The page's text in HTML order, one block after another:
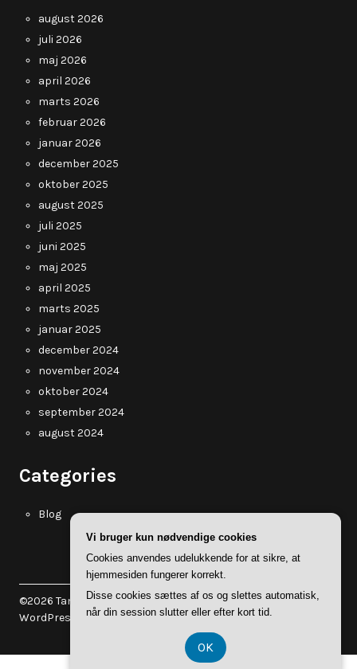
august 2026
juli 2026
maj 2026
april 2026
marts 2026
februar 2026
januar 2026
december 2025
oktober 2025
august 2025
juli 2025
juni 2025
maj 2025
april 2025
marts 2025
januar 2025
december 2024
november 2024
oktober 2024
september 2024
august 2024
Categories
Blog
©2026 Tanholt.dk | WordPress Theme by Superb
WordPress Themes
CVR-Nummer DK-374 077 39
Vi bruger kun nødvendige cookies
Cookies anvendes udelukkende for at sikre, at
hjemmesiden fungerer korrekt.
Disse cookies sættes af os og slettes automatisk,
når din session slutter eller efter kort tid.
OK